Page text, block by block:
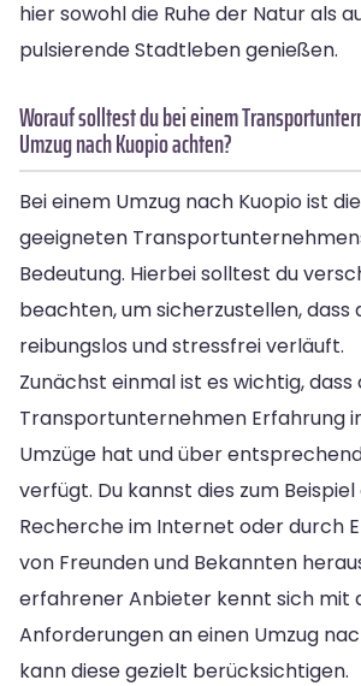
hier sowohl die Ruhe der Natur als
pulsierende Stadtleben genießen.
Worauf solltest du bei einem
Umzug nach Kuopio achten?
Bei einem Umzug nach Kuopio ist
geeigneten
Bedeutung. Hierbei solltest du
beachten, um sicherzustellen, dass
reibungslos und stressfrei verläuft.
Zunächst einmal ist es wichtig, dass
Transportunternehmen Erfahrung
Umzüge hat und über
verfügt. Du kannst dies zum
Recherche im Internet oder durch
von Freunden und Bekannten
erfahrener Anbieter kennt sich mit
Anforderungen an einen Umzug
kann diese gezielt berücksichtigen.